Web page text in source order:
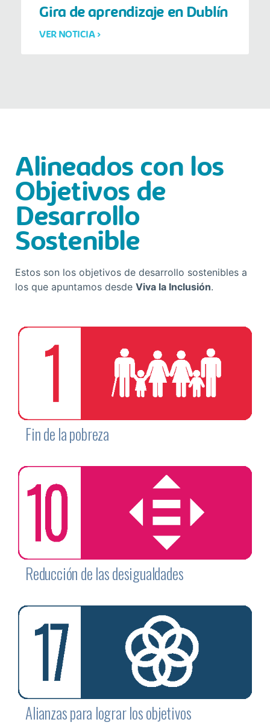
Gira de aprendizaje en Dublín
VER NOTICIA >
Alineados con los
Objetivos de
Desarrollo
Sostenible
Estos son los objetivos de desarrollo sostenibles a
los que apuntamos desde Viva la Inclusión.
Fin de la pobreza
Reducción de las desigualdades
Alianzas para lograr los objetivos